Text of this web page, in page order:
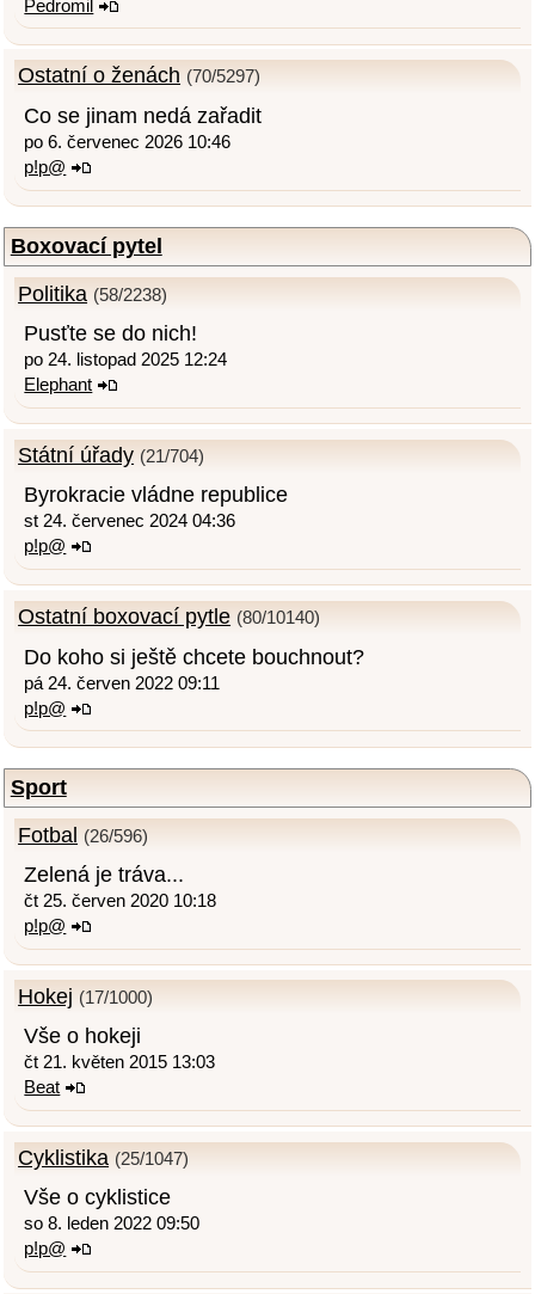
Pedromil
Ostatní o ženách (70/5297)
Co se jinam nedá zařadit
po 6. červenec 2026 10:46
p!p@
Boxovací pytel
Politika (58/2238)
Pusťte se do nich!
po 24. listopad 2025 12:24
Elephant
Státní úřady (21/704)
Byrokracie vládne republice
st 24. červenec 2024 04:36
p!p@
Ostatní boxovací pytle (80/10140)
Do koho si ještě chcete bouchnout?
pá 24. červen 2022 09:11
p!p@
Sport
Fotbal (26/596)
Zelená je tráva...
čt 25. červen 2020 10:18
p!p@
Hokej (17/1000)
Vše o hokeji
čt 21. květen 2015 13:03
Beat
Cyklistika (25/1047)
Vše o cyklistice
so 8. leden 2022 09:50
p!p@